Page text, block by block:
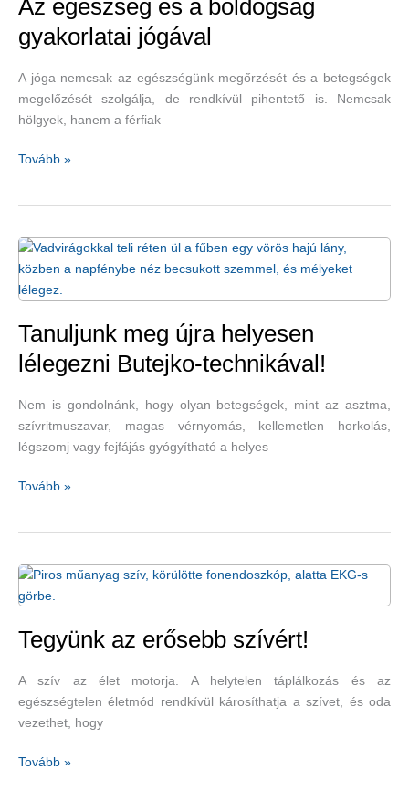
mélylégzéssel!
Az egészség és a boldogság
gyakorlatai jógával
A jóga nemcsak az egészségünk megőrzését és a betegségek
megelőzését szolgálja, de rendkívül pihentető is. Nemcsak
hölgyek, hanem a férfiak
Az
boldogság
gyakorlatai
jógával
Tovább »
Tanuljunk meg újra helyesen
lélegezni Butejko-technikával!
Nem is gondolnánk, hogy olyan betegségek, mint az asztma,
szívritmuszavar, magas vérnyomás, kellemetlen horkolás,
légszomj vagy fejfájás gyógyítható a helyes
Tanuljunk
lélegezni
Butejko-
Tovább »
Tegyünk az erősebb szívért!
A szív az élet motorja. A helytelen táplálkozás és az
egészségtelen életmód rendkívül károsíthatja a szívet, és oda
vezethet, hogy
Tegyünk
Tovább »